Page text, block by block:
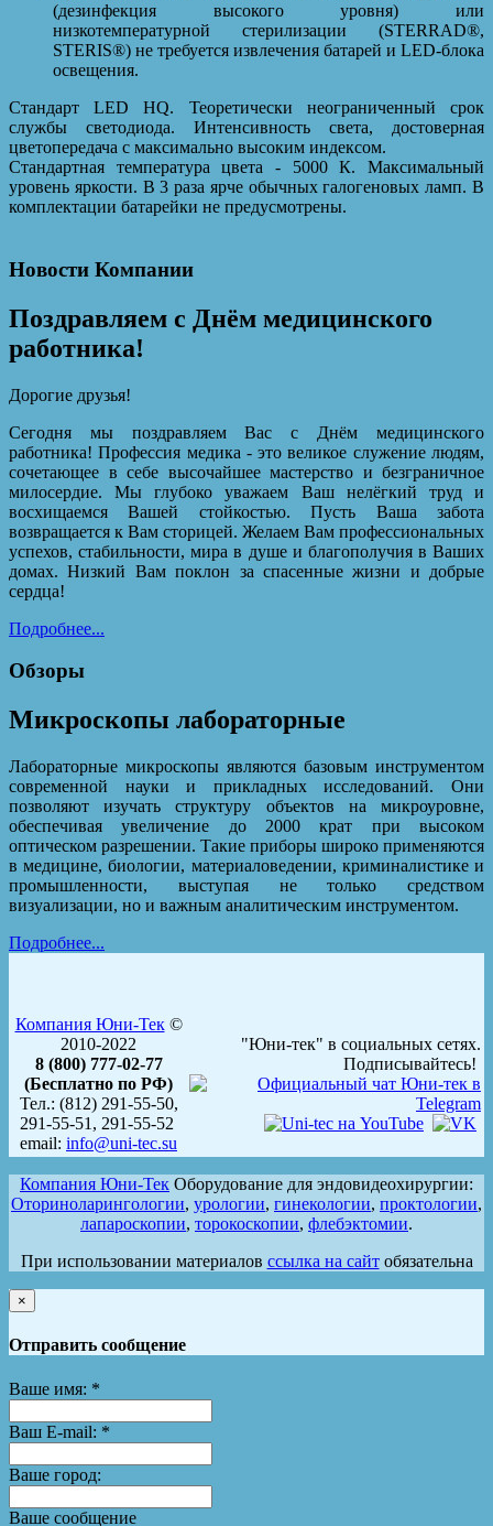
(дезинфекция высокого уровня) или
низкотемпературной стерилизации (STERRAD®,
STERIS®) не требуется извлечения батарей и LED-блока
освещения.
Стандарт LED HQ. Теоретически неограниченный срок
службы светодиода. Интенсивность света, достоверная
цветопередача с максимально высоким индексом.
Стандартная температура цвета - 5000 К. Максимальный
уровень яркости. В 3 раза ярче обычных галогеновых ламп. В
комплектации батарейки не предусмотрены.
Новости Компании
Поздравляем с Днём медицинского
работника!
Дорогие друзья!
Сегодня мы поздравляем Вас с Днём медицинского
работника! Профессия медика - это великое служение людям,
сочетающее в себе высочайшее мастерство и безграничное
милосердие. Мы глубоко уважаем Ваш нелёгкий труд и
восхищаемся Вашей стойкостью. Пусть Ваша забота
возвращается к Вам сторицей. Желаем Вам профессиональных
успехов, стабильности, мира в душе и благополучия в Ваших
домах. Низкий Вам поклон за спасенные жизни и добрые
сердца!
Подробнее...
Обзоры
Микроскопы лабораторные
Лабораторные микроскопы являются базовым инструментом
современной науки и прикладных исследований. Они
позволяют изучать структуру объектов на микроуровне,
обеспечивая увеличение до 2000 крат при высоком
оптическом разрешении. Такие приборы широко применяются
в медицине, биологии, материаловедении, криминалистике и
промышленности, выступая не только средством
визуализации, но и важным аналитическим инструментом.
Подробнее...
Компания Юни-Тек©
2010-2022
8 (800) 777-02-77
(Бесплатно по РФ)
Тел.: (812) 291-55-50,
291-55-51, 291-55-52
email: info@uni-tec.su
"Юни-тек" в социальных сетях.
Подписывайтесь!
Компания Юни-Тек Оборудование для эндовидеохирургии:
Оториноларингологии, урологии, гинекологии, проктологии,
лапароскопии, торокоскопии, флебэктомии.
При использовании материалов ссылка на сайтобязательна
×
Отправить сообщение
Ваше имя: *
Ваш E-mail: *
Ваше город:
Ваше сообщение